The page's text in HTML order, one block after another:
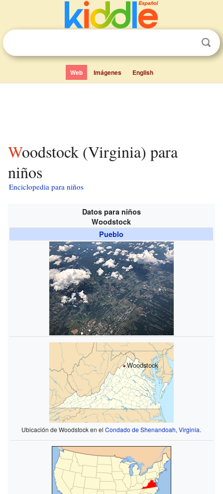
Web Imágenes English
Woodstock (Virginia) para
niños
Enciclopedia para niños
Datos para niños
Woodstock
Pueblo
Woodstock
Ubicación de Woodstock en elCondado de Shenandoah,Virginia.